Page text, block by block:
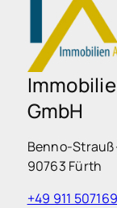
GmbH
Benno-
90763 Fürth
+49 911